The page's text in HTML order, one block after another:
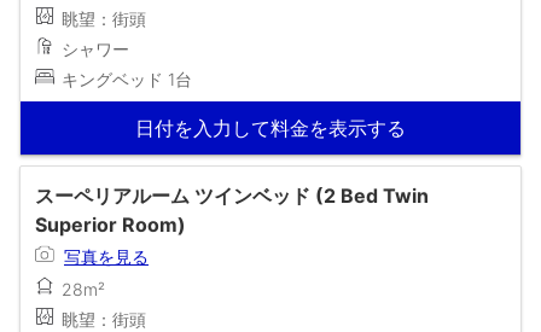
眺望：街頭
シャワー
キングベッド 1台
日付を入力して料金を表示する
スーペリアルーム ツインベッド (2 Bed Twin
Superior Room)
写真を見る
28m²
眺望：街頭